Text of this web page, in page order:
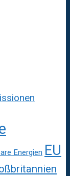
Energien EU